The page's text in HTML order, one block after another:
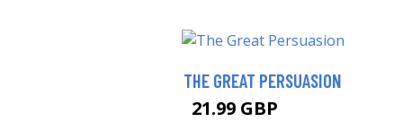
THE GREAT PERSUASION
21.99 GBP